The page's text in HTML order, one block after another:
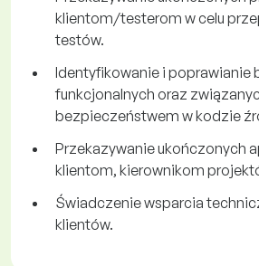
klientom/testerom w celu
testów.
Identyfikowanie i poprawianie
funkcjonalnych oraz
bezpieczeństwem w kodzie
Przekazywanie ukończonych
klientom, kierownikom
Świadczenie wsparcia
klientów.